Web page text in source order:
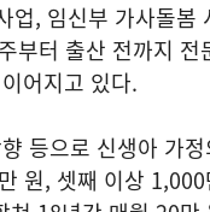
, 임신부 가사돌봄
부터 출산 전까지 전
어지고 있다.
등으로 신생아 가
원, 셋째 이상